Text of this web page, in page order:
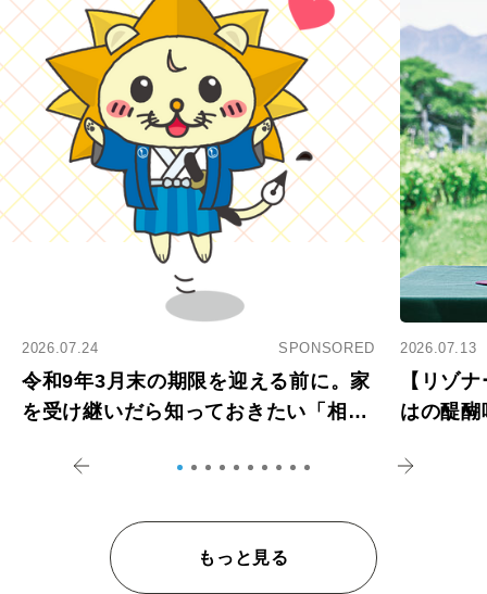
2026.07.24 SPONSORED
令和9年3月末の期限を迎える前に。家
を受け継いだら知っておきたい「相続
2026.07.13
【リゾ
はの醍
もっと見る